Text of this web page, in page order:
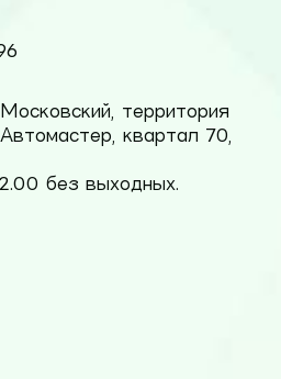
территория
квартал 70,
без выходных.